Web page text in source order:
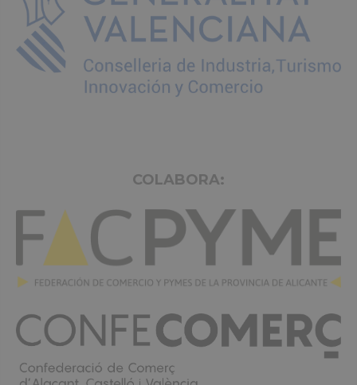
COLABORA: